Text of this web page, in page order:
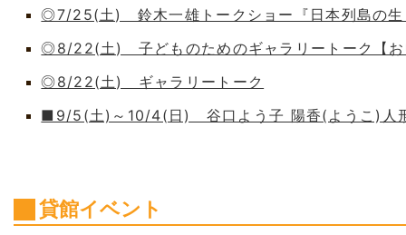
◎7/25(土) 鈴木一雄トークショー『日本列島の生
◎8/22(土) 子どものためのギャラリートーク【お
◎8/22(土) ギャラリートーク
■9/5(土)～10/4(日) 谷口よう子 陽香(ようこ)人
貸館イベント